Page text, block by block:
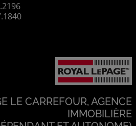
LE CARREFOUR, AGENCE
IMMOBILIÈRE